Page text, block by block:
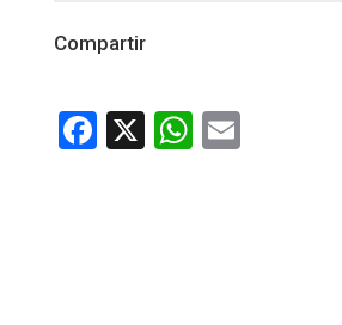
Compartir
Facebook
X WhatsApp
Email